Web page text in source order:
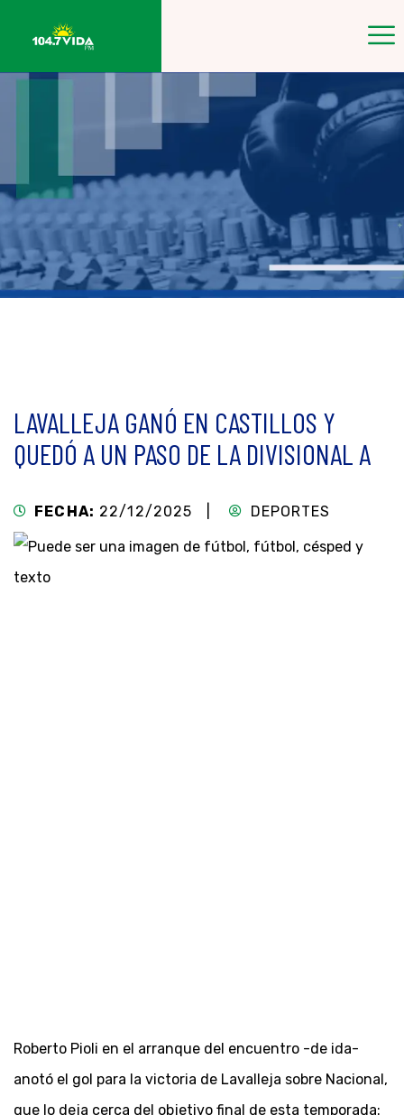
LAVALLEJA GANÓ EN CASTILLOS Y
QUEDÓ A UN PASO DE LA DIVISIONAL A
FECHA: 22/12/2025 | DEPORTES
Roberto Pioli en el arranque del encuentro -de ida-
anotó el gol para la victoria de Lavalleja sobre Nacional,
que lo deja cerca del objetivo final de esta temporada: